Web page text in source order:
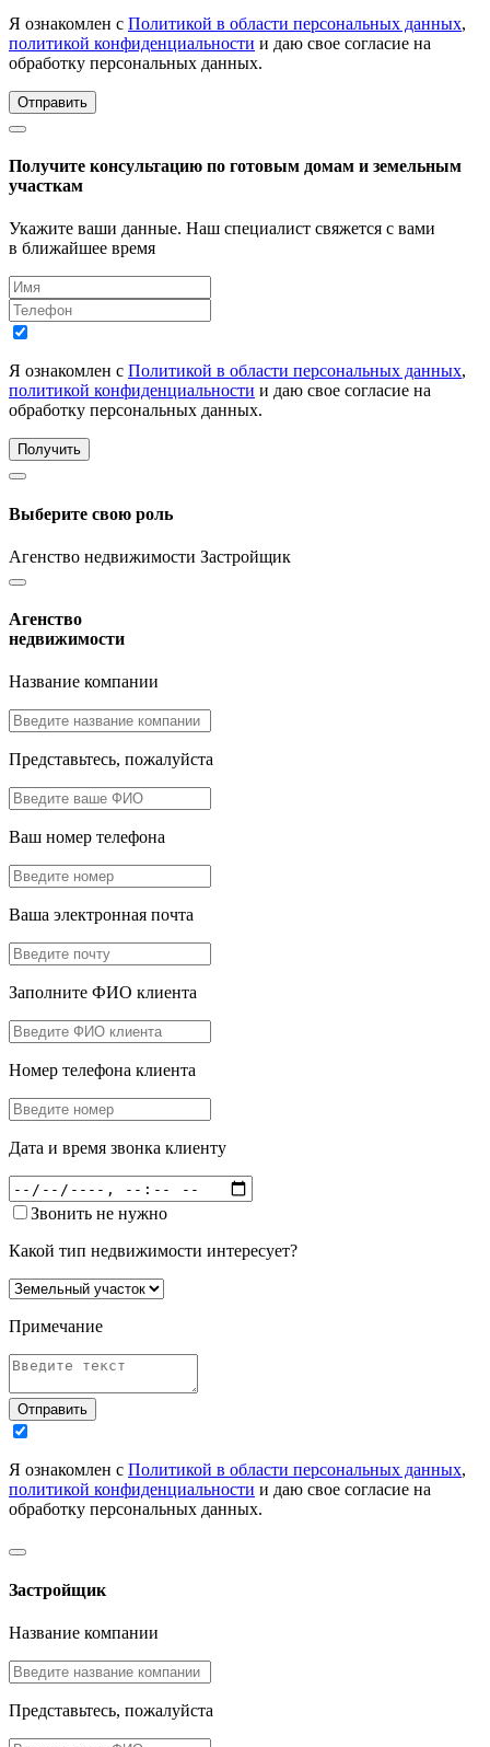
Я ознакомлен с Политикой в области персональных данных,
политикой конфиденциальности и даю свое согласие на
обработку персональных данных.
Отправить
Получите консультацию по готовым домам и земельным
участкам
Укажите ваши данные. Наш специалист свяжется с вами
в ближайшее время
Я ознакомлен с Политикой в области персональных данных,
политикой конфиденциальности и даю свое согласие на
обработку персональных данных.
Получить
Выберите свою роль
Агенство недвижимости Застройщик
Агенство
недвижимости
Название компании
Представьтесь, пожалуйста
Ваш номер телефона
Ваша электронная почта
Заполните ФИО клиента
Номер телефона клиента
Дата и время звонка клиенту
Звонить не нужно
Какой тип недвижимости интересует?
Примечание
Отправить
Я ознакомлен с Политикой в области персональных данных,
политикой конфиденциальности и даю свое согласие на
обработку персональных данных.
Застройщик
Название компании
Представьтесь, пожалуйста